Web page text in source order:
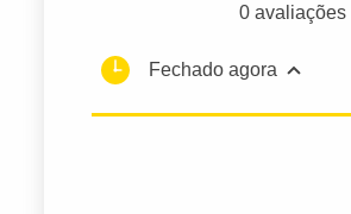
0 avaliações
Fechado agora